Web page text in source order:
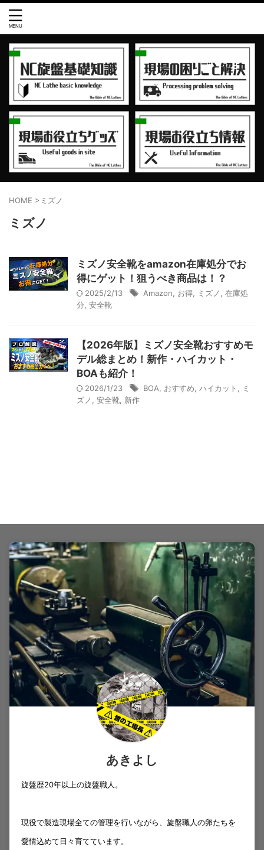
HOME > ミズノ
ミズノ
ミズノ安全靴をamazon在庫処分でお
得にゲット！狙うべき商品は！？
2025/2/13 Amazon, お得, ミズノ, 在庫処
分, 安全靴
【2026年版】ミズノ安全靴おすすめモ
デル総まとめ！新作・ハイカット・
BOAも紹介！
2026/1/23 BOA, おすすめ, ハイカット , ミ
ズノ, 安全靴, 新作
あきよし
旋盤歴20年以上の旋盤職人。
現役で製造現場全ての管理を行いながら、旋盤職人の卵たちを
愛情込めて日々育てています。